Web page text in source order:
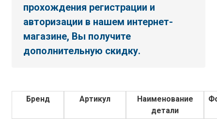
прохождения регистрации и
авторизации в нашем интернет-
магазине, Вы получите
дополнительную скидку.
Бренд Артикул
Наименование
детали